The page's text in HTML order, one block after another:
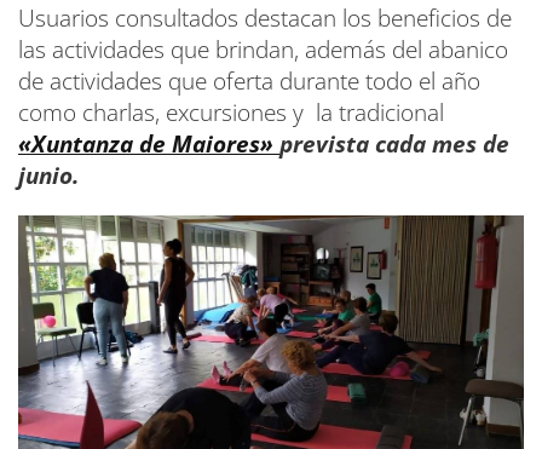
Usuarios consultados destacan los beneficios de
las actividades que brindan, además del abanico
de actividades que oferta durante todo el año
como charlas, excursiones y la tradicional
«Xuntanza de Maiores» prevista cada mes de
junio.